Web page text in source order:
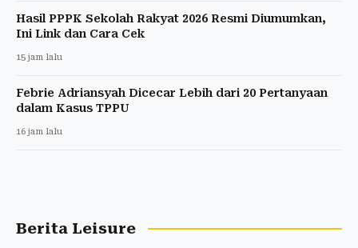
Hasil PPPK Sekolah Rakyat 2026 Resmi Diumumkan,
Ini Link dan Cara Cek
15 jam lalu
Febrie Adriansyah Dicecar Lebih dari 20 Pertanyaan
dalam Kasus TPPU
16 jam lalu
Berita Leisure